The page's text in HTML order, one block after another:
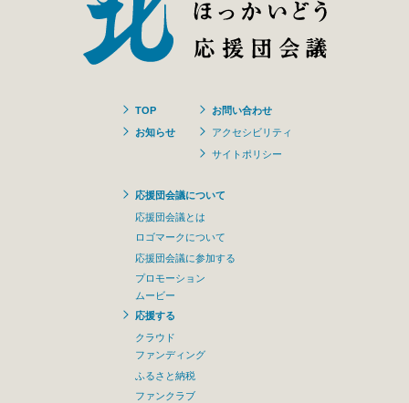
TOP
お知らせ
お問い合わせ
アクセシビリティ
サイトポリシー
応援団会議について
応援団会議とは
ロゴマークについて
応援団会議に参加する
プロモーション
ムービー
応援する
クラウド
ファンディング
ふるさと納税
ファンクラブ